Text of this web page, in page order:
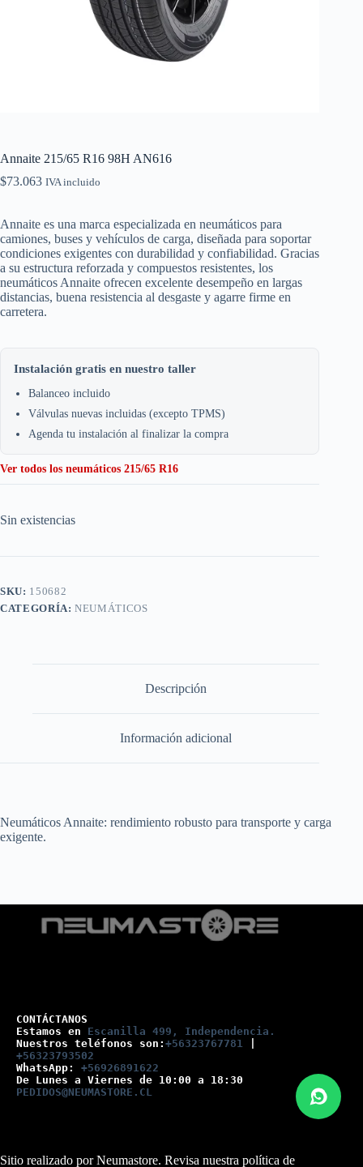
Annaite 215/65 R16 98H AN616
$73.063 IVA incluido
Annaite es una marca especializada en neumáticos para
camiones, buses y vehículos de carga, diseñada para soportar
condiciones exigentes con durabilidad y confiabilidad. Gracias
a su estructura reforzada y compuestos resistentes, los
neumáticos Annaite ofrecen excelente desempeño en largas
distancias, buena resistencia al desgaste y agarre firme en
carretera.
Instalación gratis en nuestro taller
Balanceo incluido
Válvulas nuevas incluidas (excepto TPMS)
Agenda tu instalación al finalizar la compra
Ver todos los neumáticos 215/65 R16
Sin existencias
SKU: 150682
CATEGORÍA:NEUMÁTICOS
Descripción
Información adicional
Neumáticos Annaite: rendimiento robusto para transporte y carga
exigente.
CONTÁCTANOS
Estamos en Escanilla 499, Independencia.
Nuestros teléfonos son: +56323767781
+56323793502
WhatsApp: +56926891622
De Lunes a Viernes de 10:00 a 18:30
PEDIDOS@NEUMASTORE.CL
Sitio realizado por Neumastore. Revisa nuestra política de